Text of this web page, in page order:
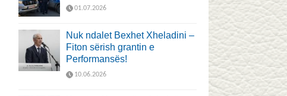
01.07.2026
Nuk ndalet Bexhet Xheladini –
Fiton sërish grantin e
Performansës!
10.06.2026